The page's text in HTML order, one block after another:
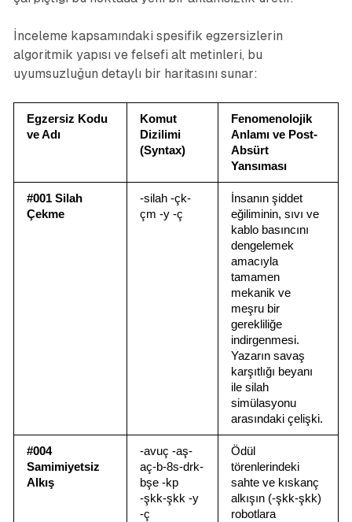
İnceleme kapsamındaki spesifik egzersizlerin
algoritmik yapısı ve felsefi alt metinleri, bu
uyumsuzluğun detaylı bir haritasını sunar:
Egzersiz Kodu
ve Adı
Komut
Dizilimi
(Syntax)
Fenomenolojik
Anlamı ve Post-
Absürt
Yansıması
#001 Silah
Çekme
-silah -çk-
çm -y -ç
İnsanın şiddet
eğiliminin, sıvı ve
kablo basıncını
dengelemek
amacıyla
tamamen
mekanik ve
meşru bir
gerekliliğe
indirgenmesi.
Yazarın savaş
karşıtlığı beyanı
ile silah
simülasyonu
arasındaki çelişki.
#004
Samimiyetsiz
Alkış
-avuç -aş-
aç-b-8s-drk-
bşe -kp
-şkk-şkk -y
-ç
Ödül
törenlerindeki
sahte ve kıskanç
alkışın (-şkk-şkk)
robotlara